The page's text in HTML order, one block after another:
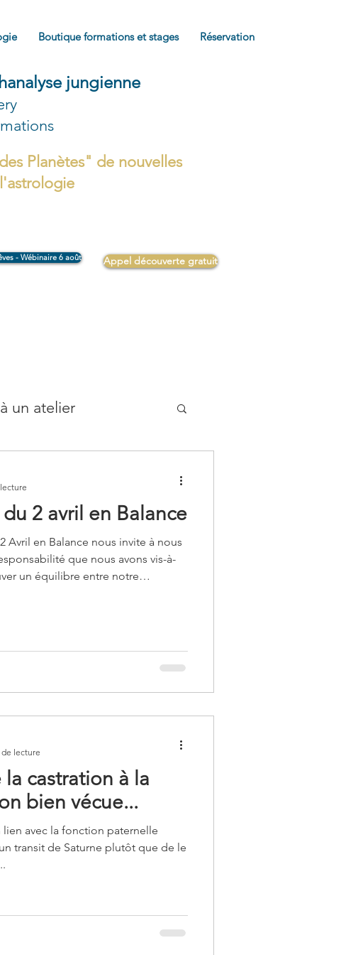
Boutique formations et stages Réservation
jungienne
Planètes" de nouvelles
- Wébinaire 6 août Appel découverte gratuit
un atelier
2 avril en Balance
Avril en Balance nous invite à nous
que nous avons vis-à-
un équilibre entre notre
et du signe.
la castration à la
bien vécue...
lien avec la fonction paternelle
transit de Saturne plutôt que de le
de lecture